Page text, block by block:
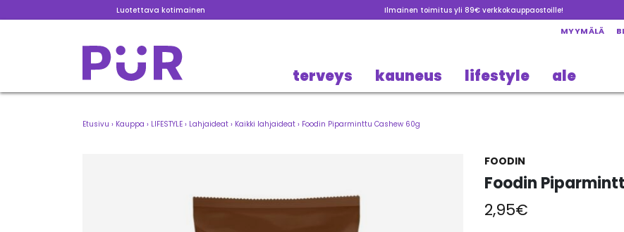
Luotettava kotimainen Ilmainen toimitus yli 89€ verkkokauppaostoille!
MYYMÄLÄ
terveys kauneus lifestyle ale
Etusivu › Kauppa › LIFESTYLE › Lahjaideat › Kaikki lahjaideat › Foodin Piparminttu Cashew 60g
FOODIN
Foodin
2,95€